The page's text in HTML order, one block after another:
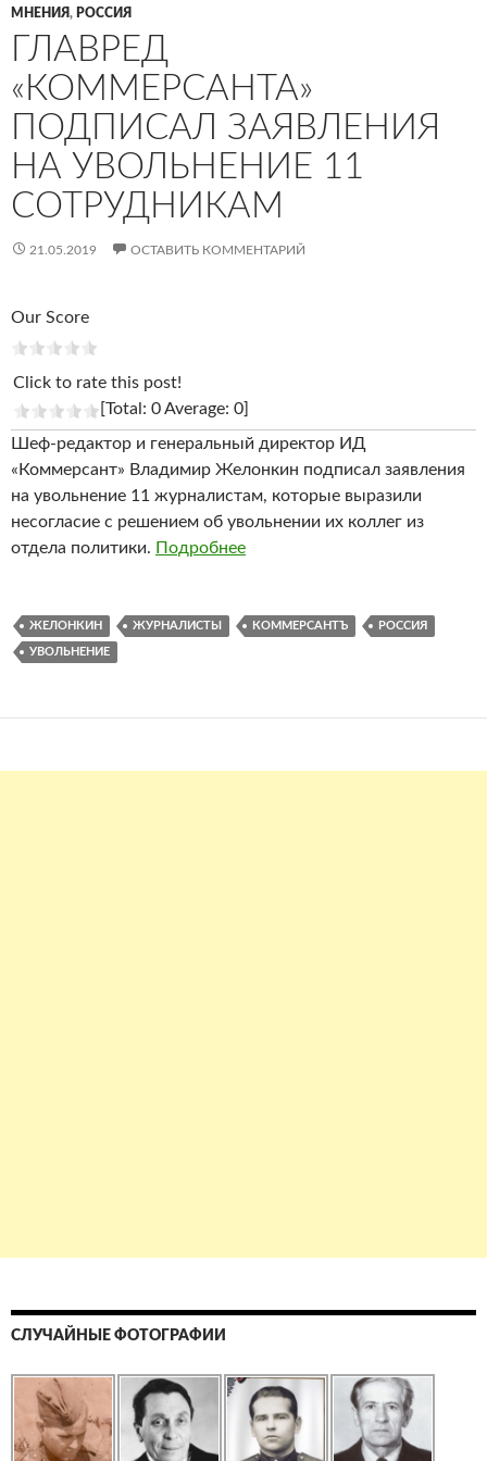
МНЕНИЯ, РОССИЯ
ГЛАВРЕД
«КОММЕРСАНТА»
ПОДПИСАЛ ЗАЯВЛЕНИЯ
НА УВОЛЬНЕНИЕ 11
СОТРУДНИКАМ
21.05.2019 ОСТАВИТЬ КОММЕНТАРИЙ
Our Score
Click to rate this post!
[Total: 0 Average: 0]
Шеф-редактор и генеральный директор ИД
«Коммерсант» Владимир Желонкин подписал заявления
на увольнение 11 журналистам, которые выразили
несогласие с решением об увольнении их коллег из
отдела политики. Подробнее
ЖЕЛОНКИН ЖУРНАЛИСТЫ КОММЕРСАНТЪ РОССИЯ
УВОЛЬНЕНИЕ
СЛУЧАЙНЫЕ ФОТОГРАФИИ